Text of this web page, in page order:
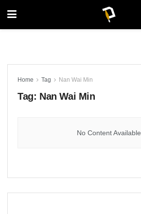
Home Tag Nan Wai Min
Tag: Nan Wai Min
No Content Available